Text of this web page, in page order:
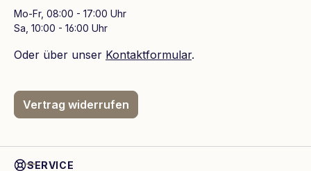
Mo-Fr, 08:00 - 17:00 Uhr
Sa, 10:00 - 16:00 Uhr
Oder über unser Kontaktformular.
Vertrag widerrufen
SERVICE